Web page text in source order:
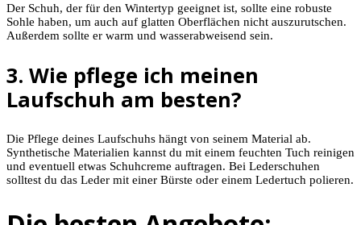
Der Schuh, der für den Wintertyp geeignet ist, sollte eine robuste
Sohle haben, um auch auf glatten Oberflächen nicht auszurutschen.
Außerdem sollte er warm und wasserabweisend sein.
3. Wie pflege ich meinen
Laufschuh am besten?
Die Pflege deines Laufschuhs hängt von seinem Material ab.
Synthetische Materialien kannst du mit einem feuchten Tuch reinigen
und eventuell etwas Schuhcreme auftragen. Bei Lederschuhen
solltest du das Leder mit einer Bürste oder einem Ledertuch polieren.